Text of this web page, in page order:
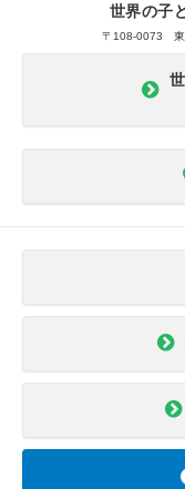
世界の子
〒108-0073 東